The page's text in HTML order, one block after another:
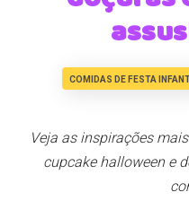
COMIDAS DE FESTA
Veja as inspirações
cupcake halloween e